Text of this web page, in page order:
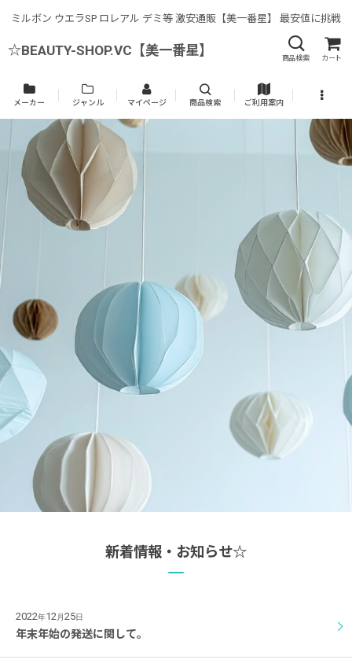
ミルボン ウエラSP ロレアル デミ等 激安通販【美一番星】 最安値に挑戦
☆BEAUTY-SHOP.VC【美一番星】
商品検索 カート
メーカー ジャンル マイページ 商品検索 ご利用案内
新着情報・お知らせ☆
2022年12月25日
年末年始の発送に関して。